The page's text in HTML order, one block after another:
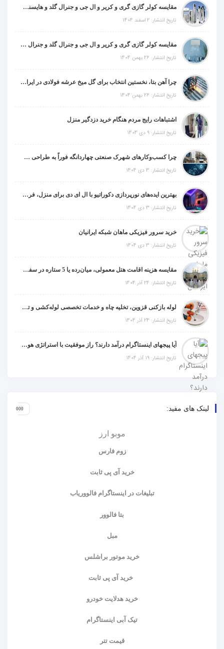
مقایسه کولر گازی گری و کریر و ال جی و جنرال گلد و هایسنس و مدیا و اجنرال
تاریخ انتشار: 2 اسفند 1404
مقایسه کولر گازی گری و کریر و ال جی و جنرال گلد و جنرال شکار و سامسونگ و یونیوا
تاریخ انتشار: 26 بهمن 1404
چرا آهن بتا، نخستین انتخاب برای گل میخ عرشه فولادی در ایران است؟
تاریخ انتشار: 26 بهمن 1404
اشتباهات رایج مردم هنگام خرید دزدگیر منزل
تاریخ انتشار: 9 دی 1404
چرا کسب‌وکارهای شهرک صنعتی چهاردانگه فوراً به طراحی سایت نیاز دارند؟
تاریخ انتشار: 3 دی 1404
بهترین ایده‌های نورپردازی دکوراتیو با ال ای دی برای منزل، فروشگاه و دفتر کار
تاریخ انتشار: 3 دی 1404
خرید سرور فیزیکی ماهان شبکه ایرانیان
تاریخ انتشار: 3 دی 1404
مقایسه هزینه اقامت هتل معمولی، میان‌رده یا 5 ستاره در سفر زیارتی عراق
تاریخ انتشار: 24 آذر 1404
لوله بازکنی قزوین، تخلیه چاه و خدمات تخصصی لوله‌کشی و تشخیص ترکیدگی
تاریخ انتشار: 24 آذر 1404
آیا پیجهای اینستاگرام درآمد دارند؟ راز موفقیت با استراتژی هوشمندانه
تاریخ انتشار: 19 آذر 1404
لینک های مفید:
موبو ارز
زوم فارس
خرید آی پی ثابت
تبلیغات در اینستاگرام فالووریاب
بتا فالوور
مبل
خرید موتور براشلس
خرید آی پی ثابت
خرید هدلایت خودرو
تیک آبی اینستاگرام
قیمت تتر